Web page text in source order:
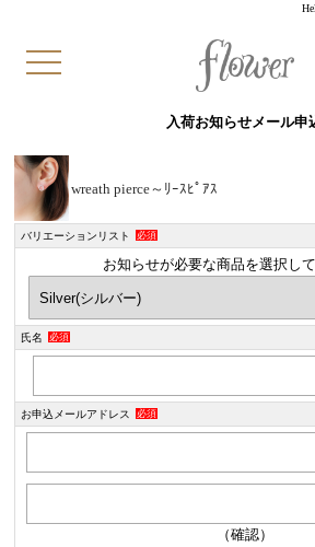
入荷お知らせメール申
wreath pierce～ﾘｰｽﾋﾟｱｽ
バリエーションリスト 必須
お知らせが必要な商品を選択して
氏名 必須
お申込メールアドレス 必須
（確認）